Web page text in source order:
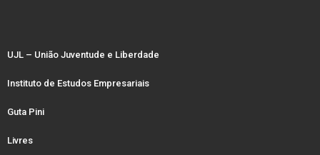
UJL – União Juventude e Liberdade
Instituto de Estudos Empresariais
Guta Pini
Livres